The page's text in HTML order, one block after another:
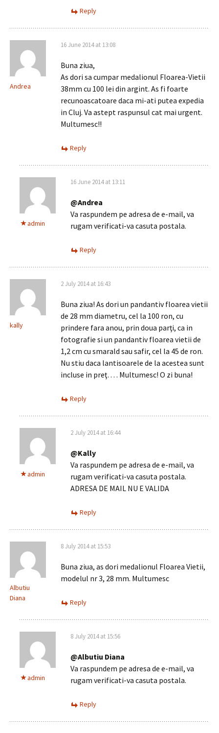
Reply
Andrea
16 June 2014 at 13:08
Buna ziua,
As dori sa cumpar medalionul Floarea-Vietii
38mm cu 100 lei din argint. As fi foarte
recunoascatoare daca mi-ati putea expedia
in Cluj. Va astept raspunsul cat mai urgent.
Multumesc!!
Reply
admin
16 June 2014 at 13:11
@Andrea
Va raspundem pe adresa de e-mail, va
rugam verificati-va casuta postala.
Reply
kally
2 July 2014 at 16:43
Buna ziua! As dori un pandantiv floarea vietii
de 28 mm diametru, cel la 100 ron, cu
prindere fara anou, prin doua parţi, ca in
fotografie si un pandantiv floarea vietii de
1,2 cm cu smarald sau safir, cel la 45 de ron.
Nu stiu daca lantisoarele de la acestea sunt
incluse in preţ… . Multumesc! O zi buna!
Reply
admin
2 July 2014 at 16:44
@Kally
Va raspundem pe adresa de e-mail, va
rugam verificati-va casuta postala.
ADRESA DE MAIL NU E VALIDA
Reply
Albutiu
Diana
8 July 2014 at 15:53
Buna ziua, as dori medalionul Floarea Vietii,
modelul nr 3, 28 mm. Multumesc
Reply
admin
8 July 2014 at 15:56
@Albutiu Diana
Va raspundem pe adresa de e-mail, va
rugam verificati-va casuta postala.
Reply